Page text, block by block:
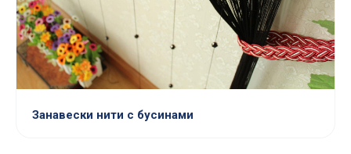
Занавески нити с бусинами